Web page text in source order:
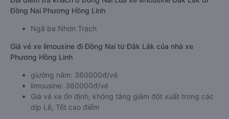
Đồng Nai Phương Hồng Linh
Ngã ba Nhơn Trạch
Giá vé xe limousine đi Đồng Nai từ Đắk Lắk của nhà xe
Phương Hồng Linh
giường nằm: 360000đ/vé
limousine: 360000đ/vé
Giá vé xe ổn định, không tăng giảm đột xuất trong các
dịp Lễ, Tết cao điểm